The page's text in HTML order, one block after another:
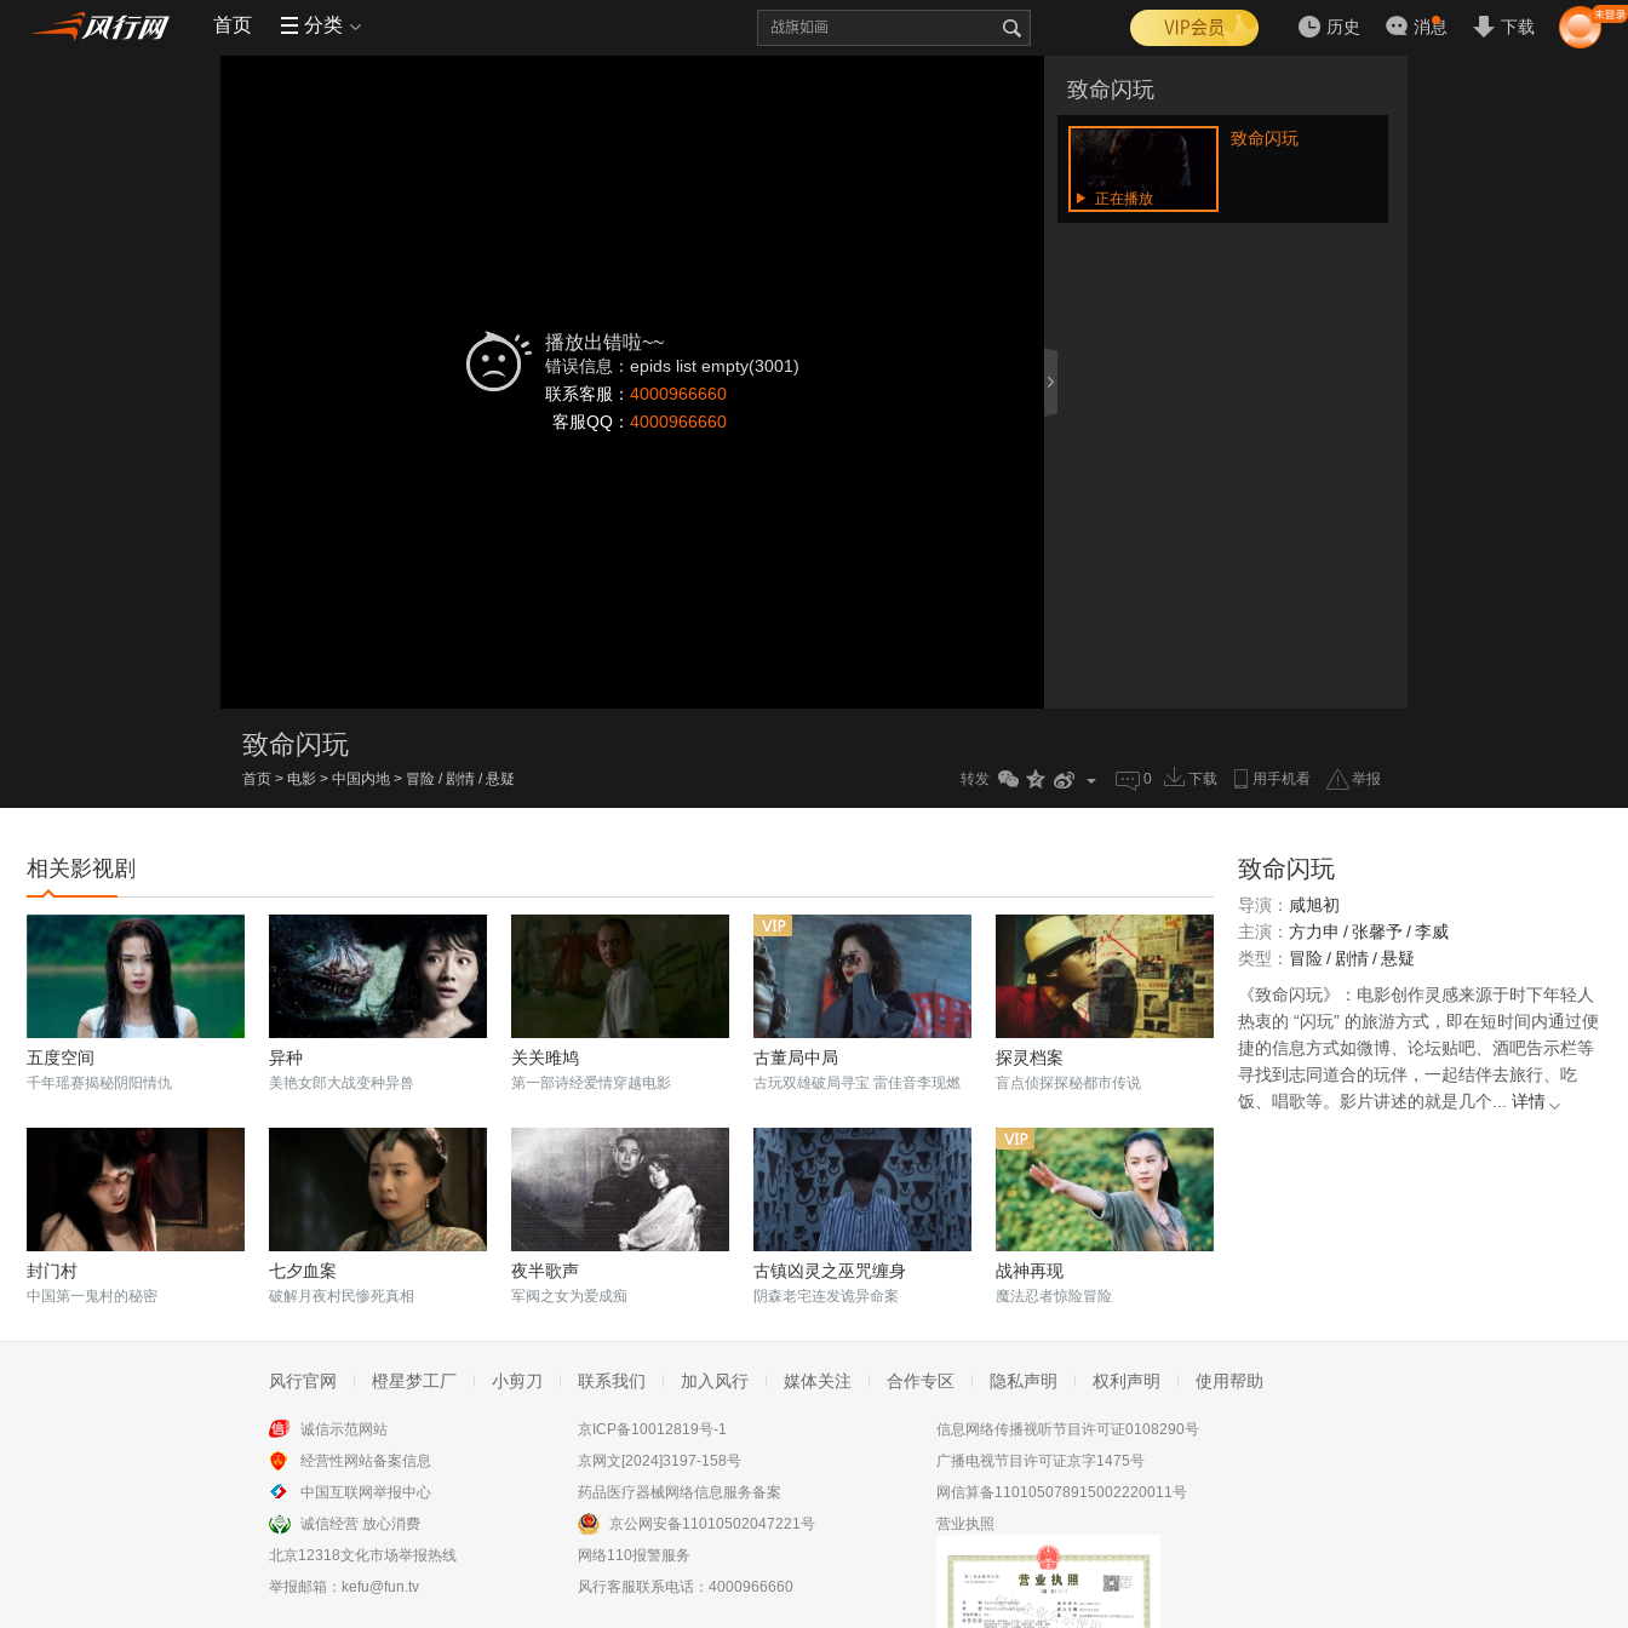
首页 分类 历史 消息 下载
播放出错啦~~
错误信息：epids list empty(3001)
联系客服： 4000966660
客服QQ： 4000966660
致命闪玩
正在播放
致命闪玩
致命闪玩
首页 > 电影 > 中国内地 > 冒险 / 剧情 / 悬疑 转发 0 下载 用手机看 举报
相关影视剧
五度空间
千年瑶赛揭秘阴阳情仇
异种
美艳女郎大战变种异兽
关关雎鸠
第一部诗经爱情穿越电影
古董局中局
古玩双雄破局寻宝 雷佳音李现燃
探灵档案
盲点侦探探秘都市传说
封门村
中国第一鬼村的秘密
七夕血案
破解月夜村民惨死真相
夜半歌声
军阀之女为爱成痴
古镇凶灵之巫咒缠身
阴森老宅连发诡异命案
战神再现
魔法忍者惊险冒险
边缘行者
致命闪玩
导演： 咸旭初
主演： 方力申 /张馨予/李威
类型： 冒险/ 剧情/悬疑
《致命闪玩》：电影创作灵感来源于时下年轻人
热衷的 “闪玩” 的旅游方式，即在短时间内通过便
捷的信息方式如微博、论坛贴吧、酒吧告示栏等
寻找到志同道合的玩伴，一起结伴去旅行、吃
饭、唱歌等。影片讲述的就是几个...
详情
风行官网 橙星梦工厂 小剪刀 联系我们 加入风行 媒体关注 合作专区 隐私声明 权利声明 使用帮助
诚信示范网站
经营性网站备案信息
中国互联网举报中心
诚信经营 放心消费
北京12318文化市场举报热线
举报邮箱： kefu@fun.tv
京ICP备10012819号-1
京网文[2024]3197-158号
药品医疗器械网络信息服务备案
京公网安备11010502047221号
网络110报警服务
风行客服联系电话：4000966660
信息网络传播视听节目许可证0108290号
广播电视节目许可证京字1475号
网信算备110105078915002220011号
营业执照